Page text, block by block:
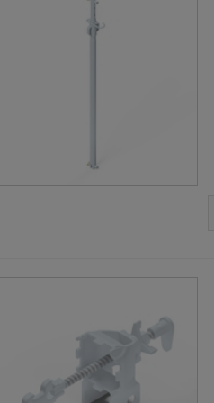
Váš výslovný souhlas,
osobní údaje.
S POUŽÍVÁNÍM